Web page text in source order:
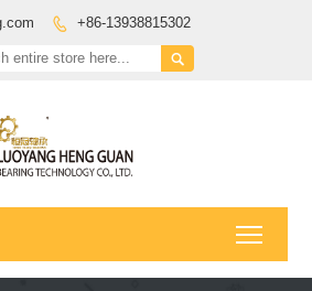
 +86-13938815302
